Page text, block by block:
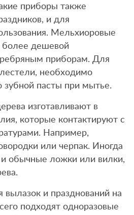
приборы также
и для
Мельхиоровые
более дешевой
приборам. Для
необходимо
зубной пасты при мытье.
изготавливают в
которые контактируют с
Например,
или черпак. Иногда
обычные ложки или вилки,
вылазок и празднований на
подходят одноразовые